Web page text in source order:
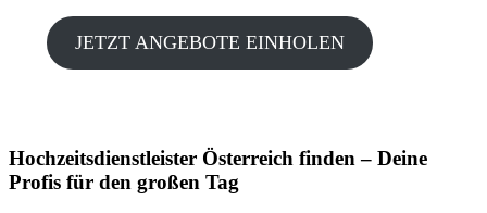
JETZT ANGEBOTE EINHOLEN
Hochzeitsdienstleister Österreich finden – Deine
Profis für den großen Tag